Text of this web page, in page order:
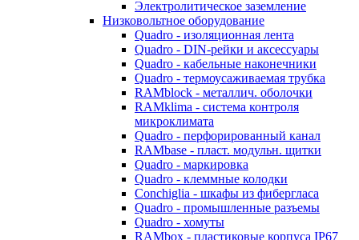
Электролитическое заземление
Низковольтное оборудование
Quadro - изоляционная лента
Quadro - DIN-рейки и аксессуары
Quadro - кабельные наконечники
Quadro - термоусаживаемая трубка
RAMblock - металлич. оболочки
RAMklima - система контроля
микроклимата
Quadro - перфорированный канал
RAMbase - пласт. модульн. щитки
Quadro - маркировка
Quadro - клеммные колодки
Conchiglia - шкафы из фибергласа
Quadro - промышленные разъемы
Quadro - хомуты
RAMbox - пластиковые корпуса IP67